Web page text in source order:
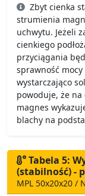
Zbyt cienka
strumienia
uchwytu. Jeżeli
cienkiego
przyciągania
sprawność
wystarczająco
powoduje, że
magnes
blachy na
Tabela 5:
(stabilność) -
MPL 50x20x20 /